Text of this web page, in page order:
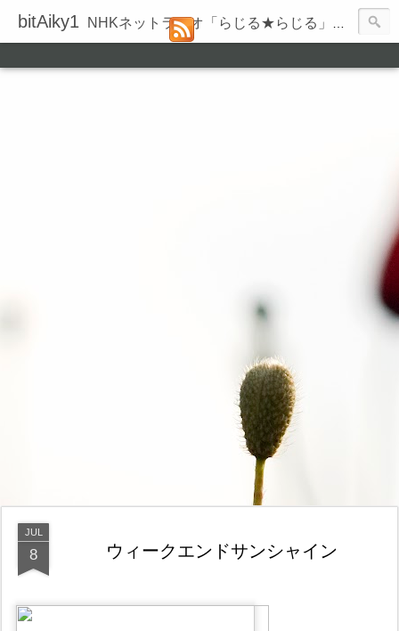
bitAiky1 NHKネットラジオ「らじる★らじる」の録音履歴
JUL
8 ウィークエンドサンシャイン